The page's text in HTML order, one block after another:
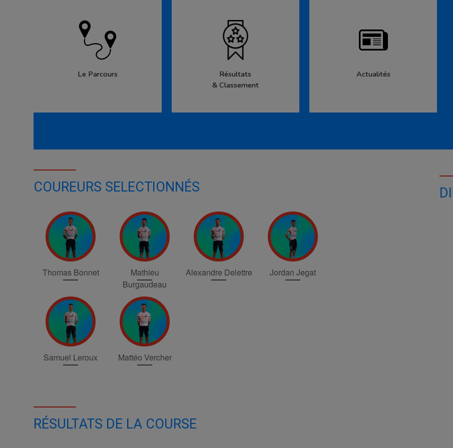
Le Parcours
Résultats
& Classement
Actualités
COUREURS SELECTIONNÉS
Thomas Bonnet
Mathieu
Burgaudeau
Alexandre Delettre Jordan Jegat
Samuel Leroux Mattéo Vercher
RÉSULTATS DE LA COURSE